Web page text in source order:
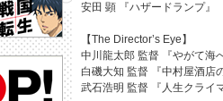
安田 顕 『ハザードランプ』
【The Director’s Eye】
中川龍太郎 監督 『やがて海
白磯大知 監督 『中村屋酒店
武石浩明 監督 『人生クライ